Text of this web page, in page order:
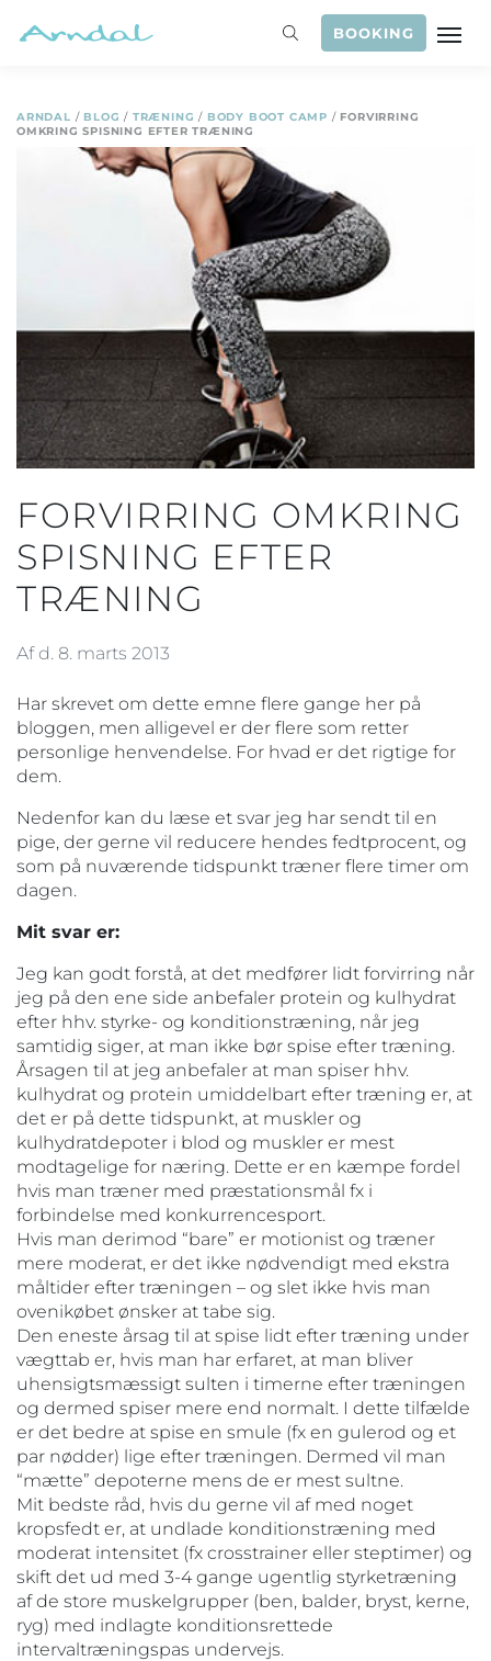
BOOKING
ARNDAL / BLOG / TRÆNING / BODY BOOT CAMP / FORVIRRING
OMKRING SPISNING EFTER TRÆNING
FORVIRRING OMKRING
SPISNING EFTER
TRÆNING
Af d. 8. marts 2013
Har skrevet om dette emne flere gange her på
bloggen, men alligevel er der flere som retter
personlige henvendelse. For hvad er det rigtige for
dem.
Nedenfor kan du læse et svar jeg har sendt til en
pige, der gerne vil reducere hendes fedtprocent, og
som på nuværende tidspunkt træner flere timer om
dagen.
Mit svar er:
Jeg kan godt forstå, at det medfører lidt forvirring når
jeg på den ene side anbefaler protein og kulhydrat
efter hhv. styrke- og konditionstræning, når jeg
samtidig siger, at man ikke bør spise efter træning.
Årsagen til at jeg anbefaler at man spiser hhv.
kulhydrat og protein umiddelbart efter træning er, at
det er på dette tidspunkt, at muskler og
kulhydratdepoter i blod og muskler er mest
modtagelige for næring. Dette er en kæmpe fordel
hvis man træner med præstationsmål fx i
forbindelse med konkurrencesport.
Hvis man derimod “bare” er motionist og træner
mere moderat, er det ikke nødvendigt med ekstra
måltider efter træningen – og slet ikke hvis man
ovenikøbet ønsker at tabe sig.
Den eneste årsag til at spise lidt efter træning under
vægttab er, hvis man har erfaret, at man bliver
uhensigtsmæssigt sulten i timerne efter træningen
og dermed spiser mere end normalt. I dette tilfælde
er det bedre at spise en smule (fx en gulerod og et
par nødder) lige efter træningen. Dermed vil man
“mætte” depoterne mens de er mest sultne.
Mit bedste råd, hvis du gerne vil af med noget
kropsfedt er, at undlade konditionstræning med
moderat intensitet (fx crosstrainer eller steptimer) og
skift det ud med 3-4 gange ugentlig styrketræning
af de store muskelgrupper (ben, balder, bryst, kerne,
ryg) med indlagte konditionsrettede
intervaltræningspas undervejs.